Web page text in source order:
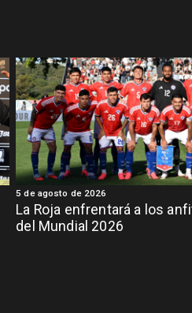
La Roja enfrentará a los
del Mundial 2026
5 de agosto de 2026